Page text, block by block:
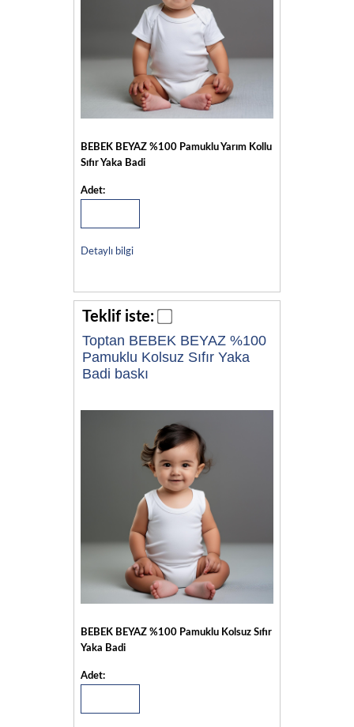
BEBEK BEYAZ %100 Pamuklu Yarım Kollu
Sıfır Yaka Badi
Adet:
Detaylı bilgi
Teklif iste:
Toptan BEBEK BEYAZ %100
Pamuklu Kolsuz Sıfır Yaka
Badi baskı
BEBEK BEYAZ %100 Pamuklu Kolsuz Sıfır
Yaka Badi
Adet: